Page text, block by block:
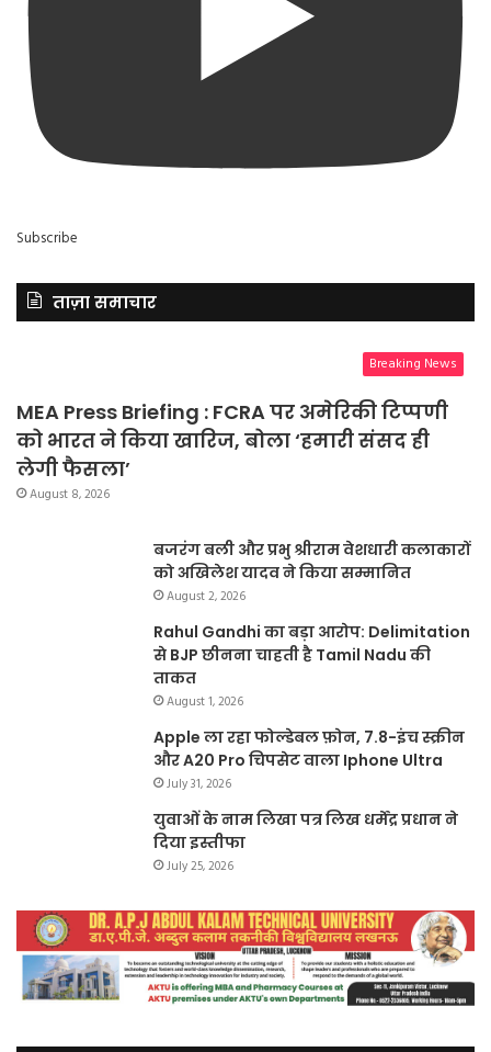
Subscribe
ताज़ा समाचार
Breaking News
MEA Press Briefing : FCRA पर अमेरिकी टिप्पणी
को भारत ने किया खारिज, बोला ‘हमारी संसद ही
लेगी फैसला’
August 8, 2026
बजरंग बली और प्रभु श्रीराम वेशधारी कलाकारों
को अखिलेश यादव ने किया सम्मानित
August 2, 2026
Rahul Gandhi का बड़ा आरोप: Delimitation
से BJP छीनना चाहती है Tamil Nadu की
ताकत
August 1, 2026
Apple ला रहा फोल्डेबल फ़ोन, 7.8-इंच स्क्रीन
और A20 Pro चिपसेट वाला Iphone Ultra
July 31, 2026
युवाओं के नाम लिखा पत्र लिख धर्मेंद्र प्रधान ने
दिया इस्तीफा
July 25, 2026